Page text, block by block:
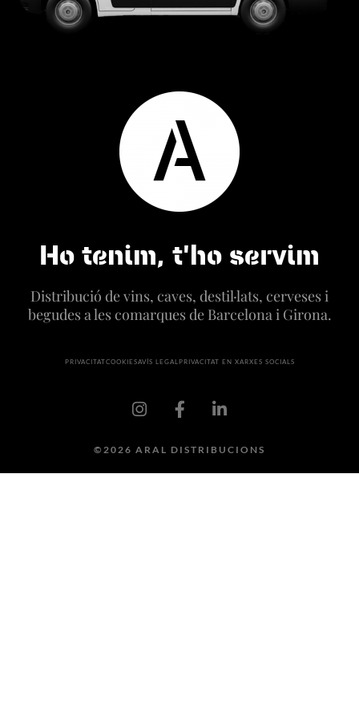
Ho tenim, t'ho servim
Distribució de vins, caves, destil·lats, cerveses i
begudes a les comarques de Barcelona i Girona.
PRIVACITATCOOKIESAVÍS LEGAL PRIVACITAT EN XARXES SOCIALS
©2026 ARAL DISTRIBUCIONS